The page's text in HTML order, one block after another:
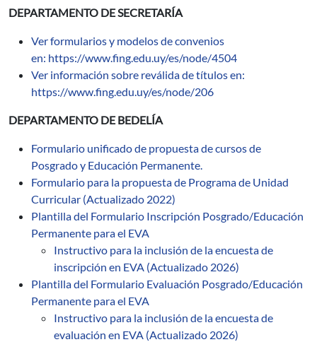
DEPARTAMENTO DE SECRETARÍA
Ver formularios y modelos de convenios
en: https://www.fing.edu.uy/es/node/4504
Ver información sobre reválida de títulos en:
https://www.fing.edu.uy/es/node/206
DEPARTAMENTO DE BEDELÍA
Formulario unificado de propuesta de cursos de
Posgrado y Educación Permanente.
Formulario para la propuesta de Programa de Unidad
Curricular (Actualizado 2022)
Plantilla del Formulario Inscripción Posgrado/Educación
Permanente para el EVA
Instructivo para la inclusión de la encuesta de
inscripción en EVA (Actualizado 2026)
Plantilla del Formulario Evaluación Posgrado/Educación
Permanente para el EVA
Instructivo para la inclusión de la encuesta de
evaluación en EVA (Actualizado 2026)